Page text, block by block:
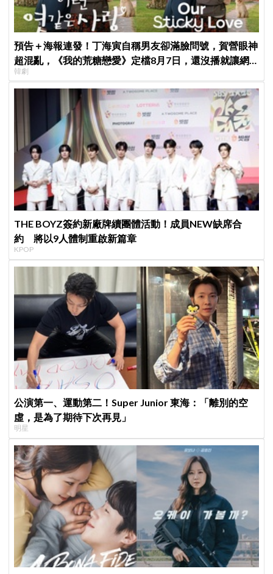
預告＋海報連發！丁海寅自稱男友卻滿臉問號，賀營眼神
超混亂，《我的荒糖戀愛》定檔8月7日，還沒播就讓網
友瘋猜結局
韓劇
THE BOYZ簽約新廠牌續團體活動！成員NEW缺席合
約 將以9人體制重啟新篇章
KPOP
公演第一、運動第二！Super Junior 東海：「離別的空
虛，是為了期待下次再見」
明星